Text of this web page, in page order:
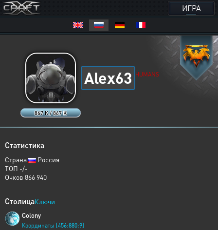
ИГРА
867 K / 867 K
Alex63 HUMANS
Статистика
Страна
Россия
ТОП -/-
Очков 866 940
СтолицаКлючи
Colony
Координаты [456:880:9]